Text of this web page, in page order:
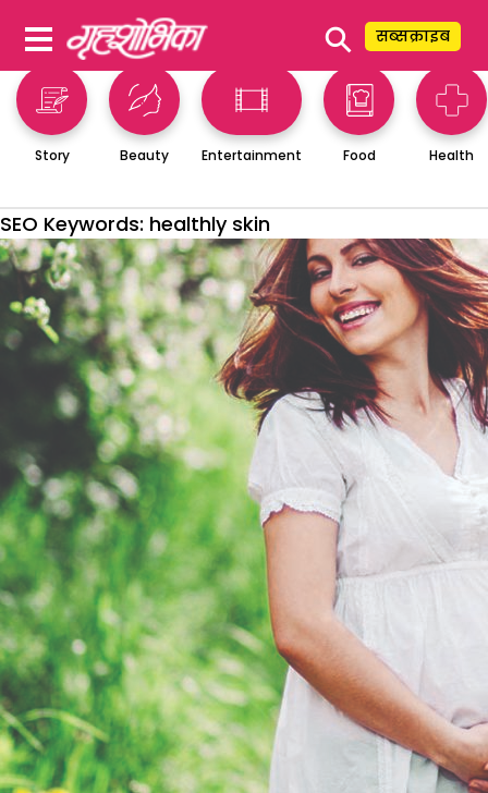
⚲ सब्सक्राइब
Story Beauty Entertainment Food Health
SEO Keywords: healthly skin